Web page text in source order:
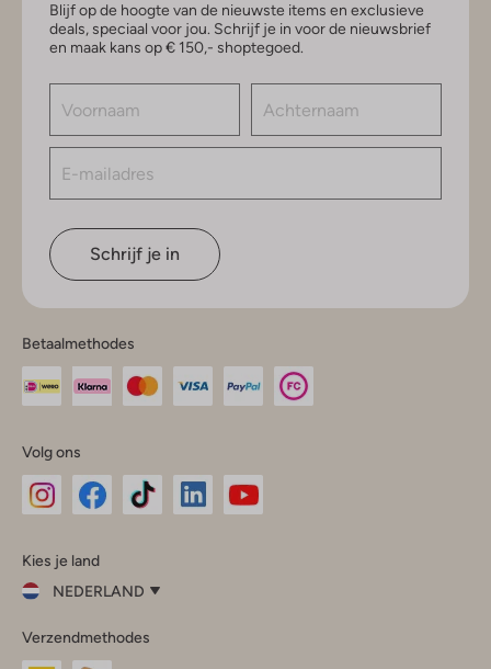
Blijf op de hoogte van de nieuwste items en exclusieve
deals, speciaal voor jou. Schrijf je in voor de nieuwsbrief
en maak kans op € 150,- shoptegoed.
Schrijf je in
Betaalmethodes
Volg ons
InstagramFacebook
Kies je land
NEDERLAND
je
land
Verzendmethodes